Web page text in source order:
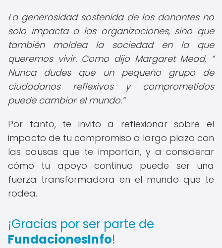
La generosidad sostenida de los donantes no
solo impacta a las organizaciones, sino que
también moldea la sociedad en la que
queremos vivir. Como dijo Margaret Mead,
Nunca dudes que un pequeño grupo de
ciudadanos reflexivos y comprometidos
puede cambiar el mundo.
Por tanto, te invito a reflexionar sobre el
impacto de tu compromiso a largo plazo con
las causas que te importan, y a considerar
cómo tu apoyo continuo puede ser una
fuerza transformadora en el mundo que te
rodea.
¡Gracias por ser parte de
FundacionesInfo!